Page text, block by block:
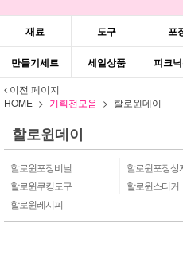
재료 도구 포
만들기세트 세일상품 피크
이전 페이지
HOME
기획전모음 할로윈데이
할로윈데이
할로윈포장비닐 할로윈포장상
할로윈쿠킹도구
할로윈스티커
할로윈레시피